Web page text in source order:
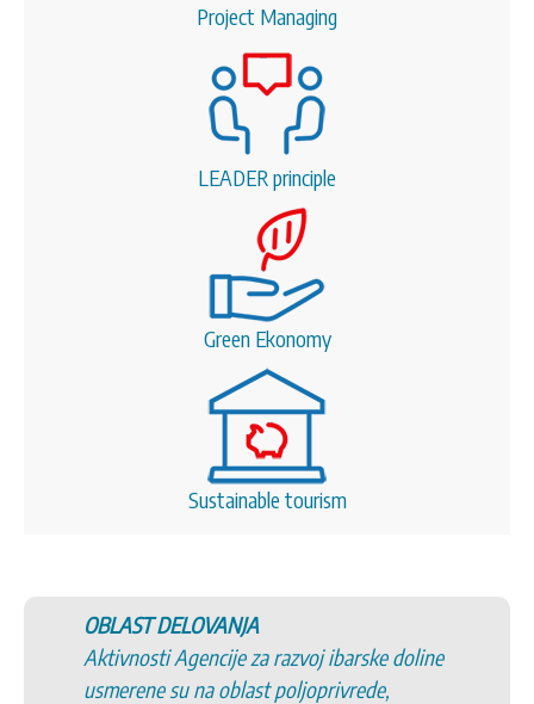
Project Managing
LEADER principle
Green Ekonomy
Sustainable tourism
OBLAST DELOVANJA
Aktivnosti Agencije za razvoj ibarske doline
usmerene su na oblast poljoprivrede,